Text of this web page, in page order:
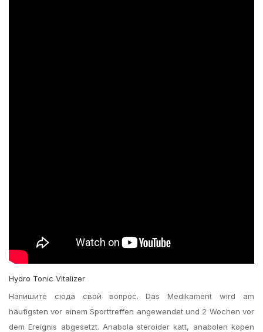
Hydro Tonic Vitalizer
Напишите сюда свой вопрос. Das Medikament wird am
häufigsten vor einem Sporttreffen angewendet und 2 Wochen vor
dem Ereignis abgesetzt. Anabola steroider katt, anabolen kopen